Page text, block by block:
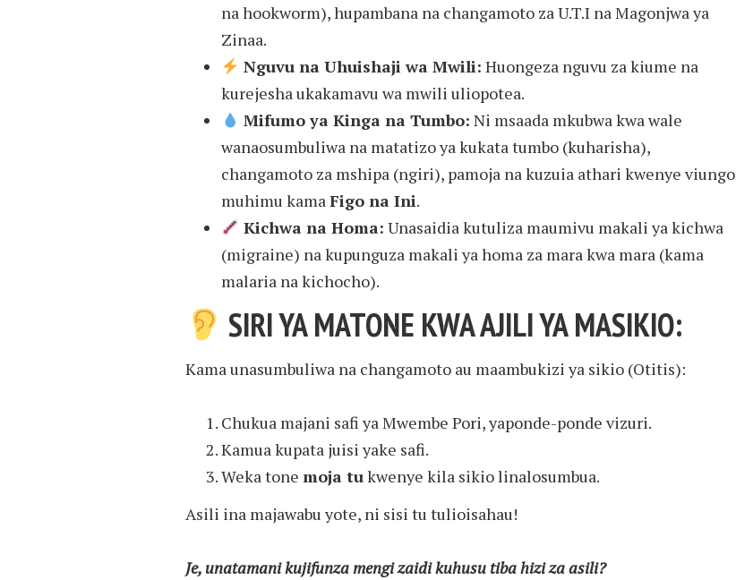
na hookworm), hupambana na changamoto za U.T.I na Magonjwa ya
Zinaa.
Nguvu na Uhuishaji wa Mwili: Huongeza nguvu za kiume na
kurejesha ukakamavu wa mwili uliopotea.
Mifumo ya Kinga na Tumbo: Ni msaada mkubwa kwa wale
wanaosumbuliwa na matatizo ya kukata tumbo (kuharisha),
changamoto za mshipa (ngiri), pamoja na kuzuia athari kwenye viungo
muhimu kamaFigo na Ini.
Kichwa na Homa: Unasaidia kutuliza maumivu makali ya kichwa
(migraine) na kupunguza makali ya homa za mara kwa mara (kama
malaria na kichocho).
SIRI YA MATONE KWA AJILI YA MASIKIO:
Kama unasumbuliwa na changamoto au maambukizi ya sikio (Otitis):
Chukua majani safi ya Mwembe Pori, yaponde-ponde vizuri.
Kamua kupata juisi yake safi.
Weka tone moja tukwenye kila sikio linalosumbua.
Asili ina majawabu yote, ni sisi tu tulioisahau!
Je, unatamani kujifunza mengi zaidi kuhusu tiba hizi za asili?